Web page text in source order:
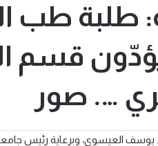
طلبة طب
قسم
…. صور
يوسف العيسوي، وبرعاية رئيس